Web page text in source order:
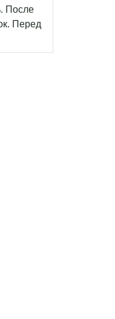
После
Перед